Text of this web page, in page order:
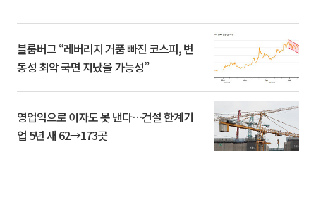
블룸버그 “레버리지 거품 빠진 코스피, 변
동성 최악 국면 지났을 가능성”
영업익으로 이자도 못 낸다…건설 한계기
업 5년 새 62→173곳